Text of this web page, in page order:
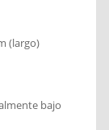
(largo)
bajo